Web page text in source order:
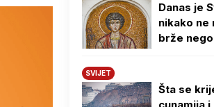
Danas je
nikako ne
brže
SVIJET
Šta se